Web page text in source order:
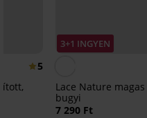
5
3+1 INGYEN
Lace Nature
bugyi
7 290 Ft